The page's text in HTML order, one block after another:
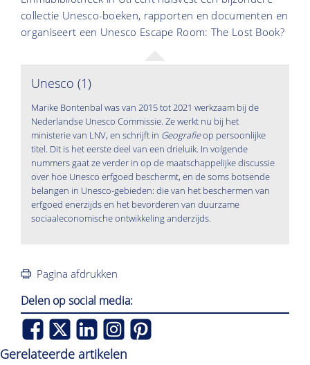
collectie Unesco-boeken, rapporten en documenten en
organiseert een Unesco Escape Room: The Lost Book?
Unesco (1)
Marike Bontenbal was van 2015 tot 2021 werkzaam bij de
Nederlandse Unesco Commissie. Ze werkt nu bij het
ministerie van LNV, en schrijft in Geografieop persoonlijke
titel. Dit is het eerste deel van een drieluik. In volgende
nummers gaat ze verder in op de maatschappelijke discussie
over hoe Unesco erfgoed beschermt, en de soms botsende
belangen in Unesco-gebieden: die van het beschermen van
erfgoed enerzijds en het bevorderen van duurzame
sociaaleconomische ontwikkeling anderzijds.
Pagina afdrukken
Delen op social media:
Gerelateerde artikelen